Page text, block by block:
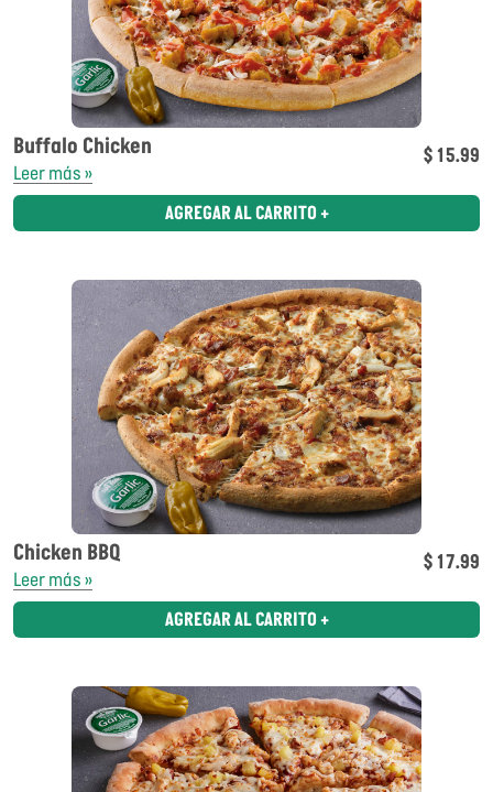
Buffalo Chicken
Leer más »
$ 15.99
AGREGAR AL CARRITO +
Chicken BBQ
Leer más »
$ 17.99
AGREGAR AL CARRITO +